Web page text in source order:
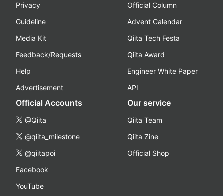
Privacy
Guideline
Media Kit
Feedback/Requests
Help
Advertisement
Official Column
Advent Calendar
Qiita Tech Festa
Qiita Award
Engineer White Paper
API
Official Accounts
@Qiita
@qiita_milestone
@qiitapoi
Facebook
YouTube
Our service
Qiita Team
Qiita Zine
Official Shop